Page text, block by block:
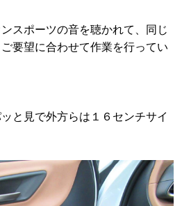
スポーツの音を聴かれて、同じ
要望に合わせて作業を行ってい
と見で外方らは１６センチサイ